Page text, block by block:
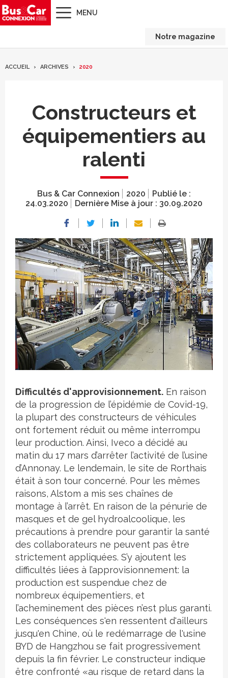
MENU
Notre magazine
ACCUEIL ARCHIVES 2020
Constructeurs et
équipementiers au
ralenti
Bus & Car Connexion 2020
Publié le :
24.03.2020
Dernière Mise à jour : 30.09.2020
Crédit photo
Difficultés d'approvisionnement. En raison
de la progression de l’épidémie de Covid-19,
la plupart des constructeurs de véhicules
ont fortement réduit ou même interrompu
leur production. Ainsi, Iveco a décidé au
matin du 17 mars d’arrêter l’activité de l’usine
d’Annonay. Le lendemain, le site de Rorthais
était à son tour concerné. Pour les mêmes
raisons, Alstom a mis ses chaînes de
montage à l’arrêt. En raison de la pénurie de
masques et de gel hydroalcoolique, les
précautions à prendre pour garantir la santé
des collaborateurs ne peuvent pas être
strictement appliquées. S’y ajoutent les
difficultés liées à l’approvisionnement: la
production est suspendue chez de
nombreux équipementiers, et
l’acheminement des pièces n’est plus garanti.
Les conséquences s'en ressentent d'ailleurs
jusqu'en Chine, où le redémarrage de l'usine
BYD de Hangzhou se fait progressivement
depuis la fin février. Le constructeur indique
être confronté «au risque de retard dans la